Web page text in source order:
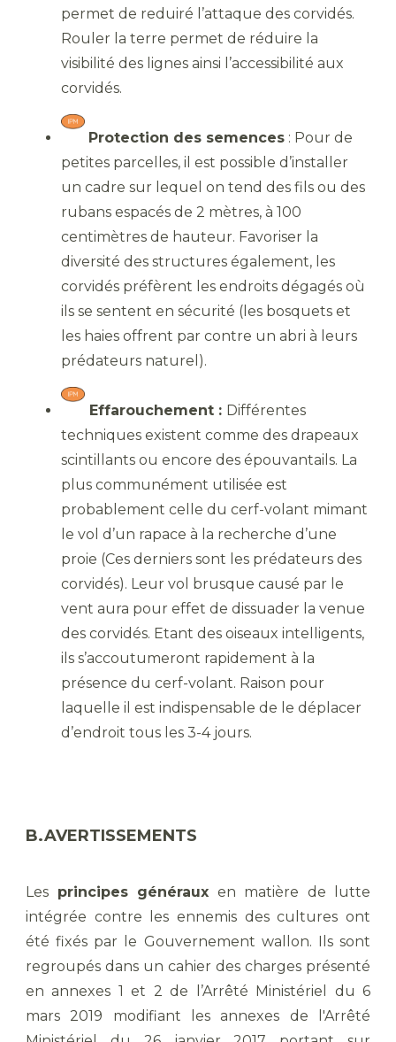
permet de reduiré l’attaque des corvidés.
Rouler la terre permet de réduire la
visibilité des lignes ainsi l’accessibilité aux
corvidés.
Protection des semences : Pour de
petites parcelles, il est possible d’installer
un cadre sur lequel on tend des fils ou des
rubans espacés de 2 mètres, à 100
centimètres de hauteur. Favoriser la
diversité des structures également, les
corvidés préfèrent les endroits dégagés où
ils se sentent en sécurité (les bosquets et
les haies offrent par contre un abri à leurs
prédateurs naturel).
Effarouchement : Différentes
techniques existent comme des drapeaux
scintillants ou encore des épouvantails. La
plus communément utilisée est
probablement celle du cerf-volant mimant
le vol d’un rapace à la recherche d’une
proie (Ces derniers sont les prédateurs des
corvidés). Leur vol brusque causé par le
vent aura pour effet de dissuader la venue
des corvidés. Etant des oiseaux intelligents,
ils s’accoutumeront rapidement à la
présence du cerf-volant. Raison pour
laquelle il est indispensable de le déplacer
d’endroit tous les 3-4 jours.
B.AVERTISSEMENTS
Les principes généraux en matière de lutte
intégrée contre les ennemis des cultures ont
été fixés par le Gouvernement wallon. Ils sont
regroupés dans un cahier des charges présenté
en annexes 1 et 2 de l’Arrêté Ministériel du 6
mars 2019 modifiant les annexes de l'Arrêté